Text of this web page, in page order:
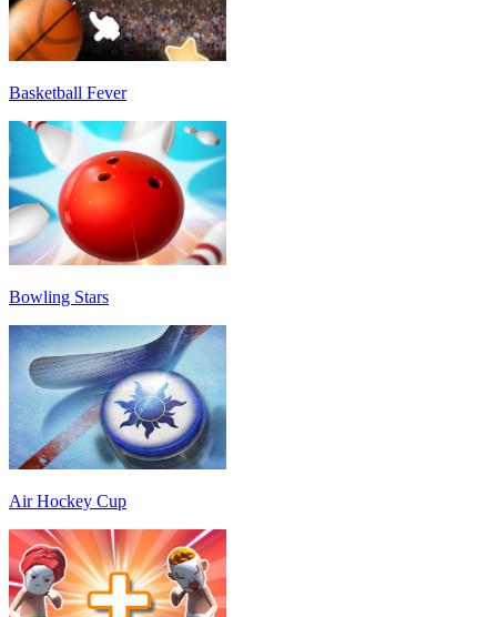
Basketball Fever
Bowling Stars
Air Hockey Cup